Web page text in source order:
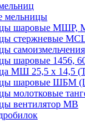
мельницы
шаровые
стержневые
самоизмельчения
шаровые 1456,
МШ 25,5 х 14,5
шаровые ШБМ
молотковые
вентилятор МВ